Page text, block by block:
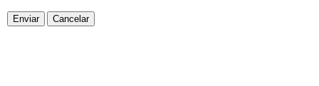
Enviar Cancelar